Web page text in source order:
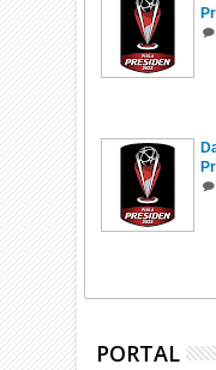
PORTAL